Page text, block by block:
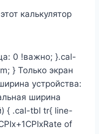
калькулятор
0 !важно; }.cal-
} Только экран
устройства:
ширина
{ .cal-tbl tr{ line-
of